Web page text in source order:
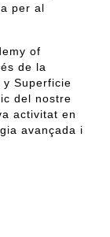
per al
of
de la
y Superficie
del nostre
activitat en
avançada i